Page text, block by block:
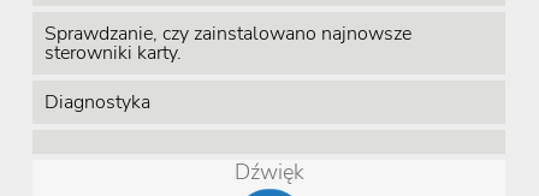
Sprawdzanie, czy zainstalowano najnowsze
sterowniki karty.
Diagnostyka
Dźwięk